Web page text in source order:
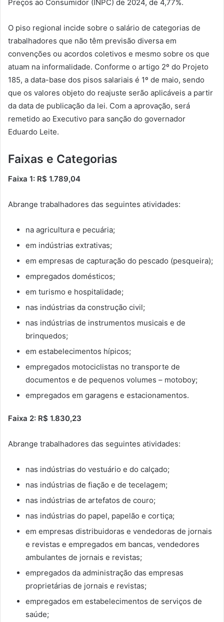
Preços ao Consumidor (INPC) de 2024, de 4,77%.
O piso regional incide sobre o salário de categorias de
trabalhadores que não têm previsão diversa em
convenções ou acordos coletivos e mesmo sobre os que
atuam na informalidade. Conforme o artigo 2º do Projeto
185, a data-base dos pisos salariais é 1º de maio, sendo
que os valores objeto do reajuste serão aplicáveis a partir
da data de publicação da lei. Com a aprovação, será
remetido ao Executivo para sanção do governador
Eduardo Leite.
Faixas e Categorias
Faixa 1: R$ 1.789,04
Abrange trabalhadores das seguintes atividades:
na agricultura e pecuária;
em indústrias extrativas;
em empresas de capturação do pescado (pesqueira);
empregados domésticos;
em turismo e hospitalidade;
nas indústrias da construção civil;
nas indústrias de instrumentos musicais e de
brinquedos;
em estabelecimentos hípicos;
empregados motociclistas no transporte de
documentos e de pequenos volumes – motoboy;
empregados em garagens e estacionamentos.
Faixa 2: R$ 1.830,23
Abrange trabalhadores das seguintes atividades:
nas indústrias do vestuário e do calçado;
nas indústrias de fiação e de tecelagem;
nas indústrias de artefatos de couro;
nas indústrias do papel, papelão e cortiça;
em empresas distribuidoras e vendedoras de jornais
e revistas e empregados em bancas, vendedores
ambulantes de jornais e revistas;
empregados da administração das empresas
proprietárias de jornais e revistas;
empregados em estabelecimentos de serviços de
saúde;